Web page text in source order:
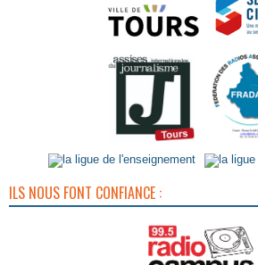
ILS NOUS FONT CONFIANCE :